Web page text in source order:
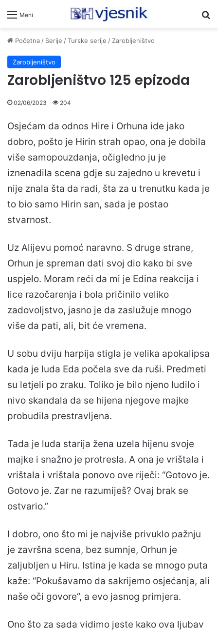
Meni
Početna/ Serije /Turske serije /Zarobljeništvo
Zarobljeništvo
Zarobljeništvo 125 epizoda
02/06/2023 204
Osjećam da odnos Hire i Orhuna ide jako
dobro, pošto je Hirin strah opao, ona je dobila
više samopouzdanja, očigledno ju je
iznenadila scena gdje su zajedno u krevetu i
nije znala šta da radi, šta za u trenutku kada je
to bio samo Hirin san, sada je postao
stvarnost.
Uz Alijevu pomoć naravno. S druge strane,
Orhun je spreman dati svoj dio kako bi sve
uspjelo. Moram reći da mi je Edina reakcija i
lice razočarenja i bola pričinilo veliko
zadovoljstvo, jasno je da zaslužuje mnogo
više da pati, ali, bit će vremena.
U sobu dviju harpija stigla je velika apokalipsa
kada je luda Eda počela sve da ruši. Predmeti
su letjeli po zraku. Toliko je bilo njeno ludilo i
nivo skandala da se hijena njegove majke
probudila prestravljena.
Tada je luda starija žena uzela hijenu svoje
majke i snažno je protresla. A ona je vrištala i
vrištala i vrištala ponovo ove riječi: “Gotovo je.
Gotovo je. Zar ne razumiješ? Ovaj brak se
ostvario.”
I dobro, ono što mi je najviše privuklo pažnju
je završna scena, bez sumnje, Orhun je
zaljubljen u Hiru. Istina je kada se mnogo puta
kaže: “Pokušavamo da sakrijemo osjećanja, ali
naše oči govore”, a evo jasnog primjera.
Ono što za sada vidimo jeste kako ova ljubav